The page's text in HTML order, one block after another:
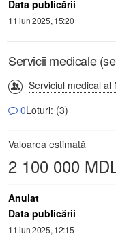
Data publicării
11 iun 2025, 15:20
Servicii medicale
Serviciul medical al
0Loturi: (3)
Valoarea estimată
2 100 000
Anulat
Data publicării
11 iun 2025, 12:15